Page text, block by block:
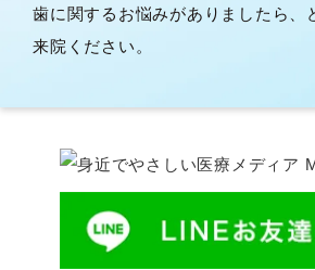
歯に関するお悩みがありましたら、
来院ください。